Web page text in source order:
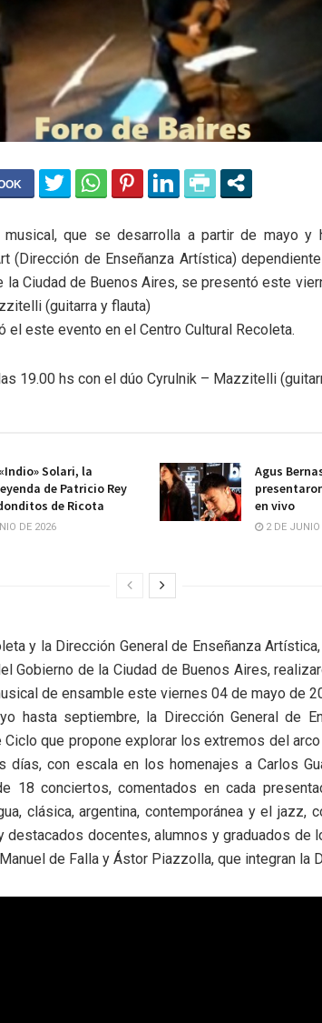
que se desarrolla a partir de mayo y
(Dirección de Enseñanza Artística)
la Ciudad de Buenos Aires, se presentó este
(guitarra y flauta)
el este evento en el Centro Cultural Recoleta.
19.00 hs con el dúo Cyrulnik – Mazzitelli
Solari, la
de Patricio Rey
de Ricota
DE 2026
Agus
en vivo
2 DE JUNIO
y la Dirección General de Enseñanza
Gobierno de la Ciudad de Buenos Aires,
de ensamble este viernes 04 de mayo de
hasta septiembre, la Dirección General de
Ciclo que propone explorar los extremos del
días, con escala en los homenajes a Carlos
18 conciertos, comentados en cada
clásica, argentina, contemporánea y el jazz,
docentes, alumnos y graduados de
de Falla y Ástor Piazzolla, que integran la